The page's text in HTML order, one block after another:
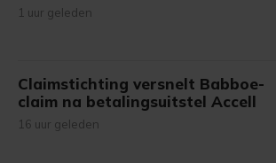
1 uur geleden
Claimstichting versnelt Babboe-
claim na betalingsuitstel Accell
16 uur geleden